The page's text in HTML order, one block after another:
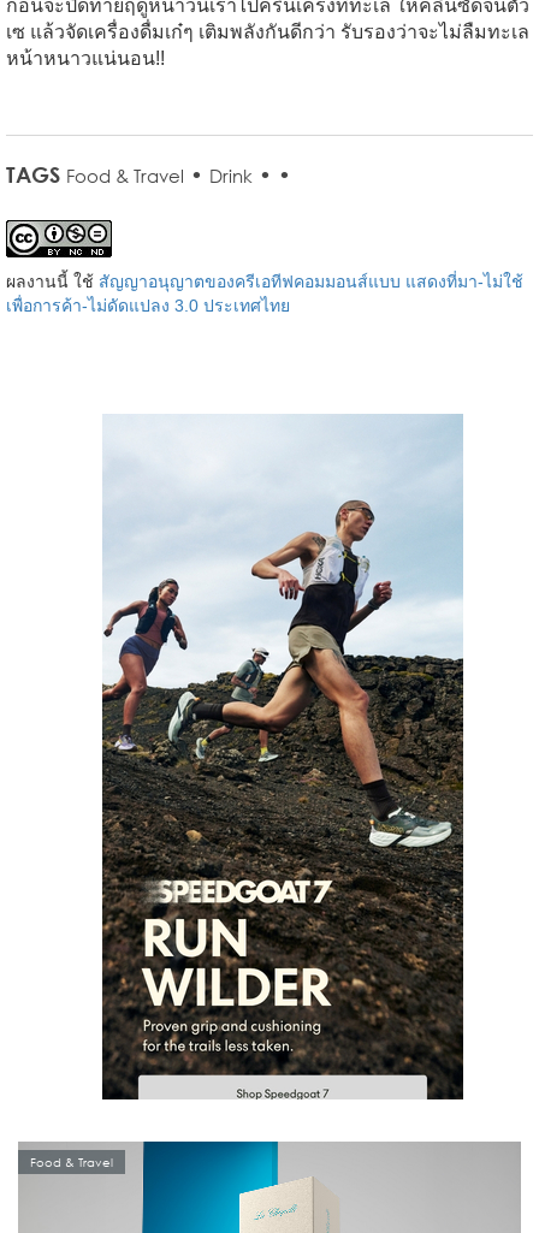
ก่อนจะปิดท้ายฤดูหนาวนี้เราไปครื้นเครงที่ทะเล ให้คลื่นซัดจนตัว
เซ แล้วจัดเครื่องดื่มเก๋ๆ เติมพลังกันดีกว่า รับรองว่าจะไม่ลืมทะเล
หน้าหนาวแน่นอน!!
TAGS Food & Travel • Drink • •
ผลงานนี้ ใช้ สัญญาอนุญาตของครีเอทีฟคอมมอนส์แบบ แสดงที่มา-ไม่ใช้
เพื่อการค้า-ไม่ดัดแปลง 3.0 ประเทศไทย
Food & Travel